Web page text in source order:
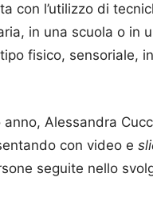
con l’utilizzo di
in una scuola o in
fisico, sensoriale,
Alessandra
con video e
seguite nello